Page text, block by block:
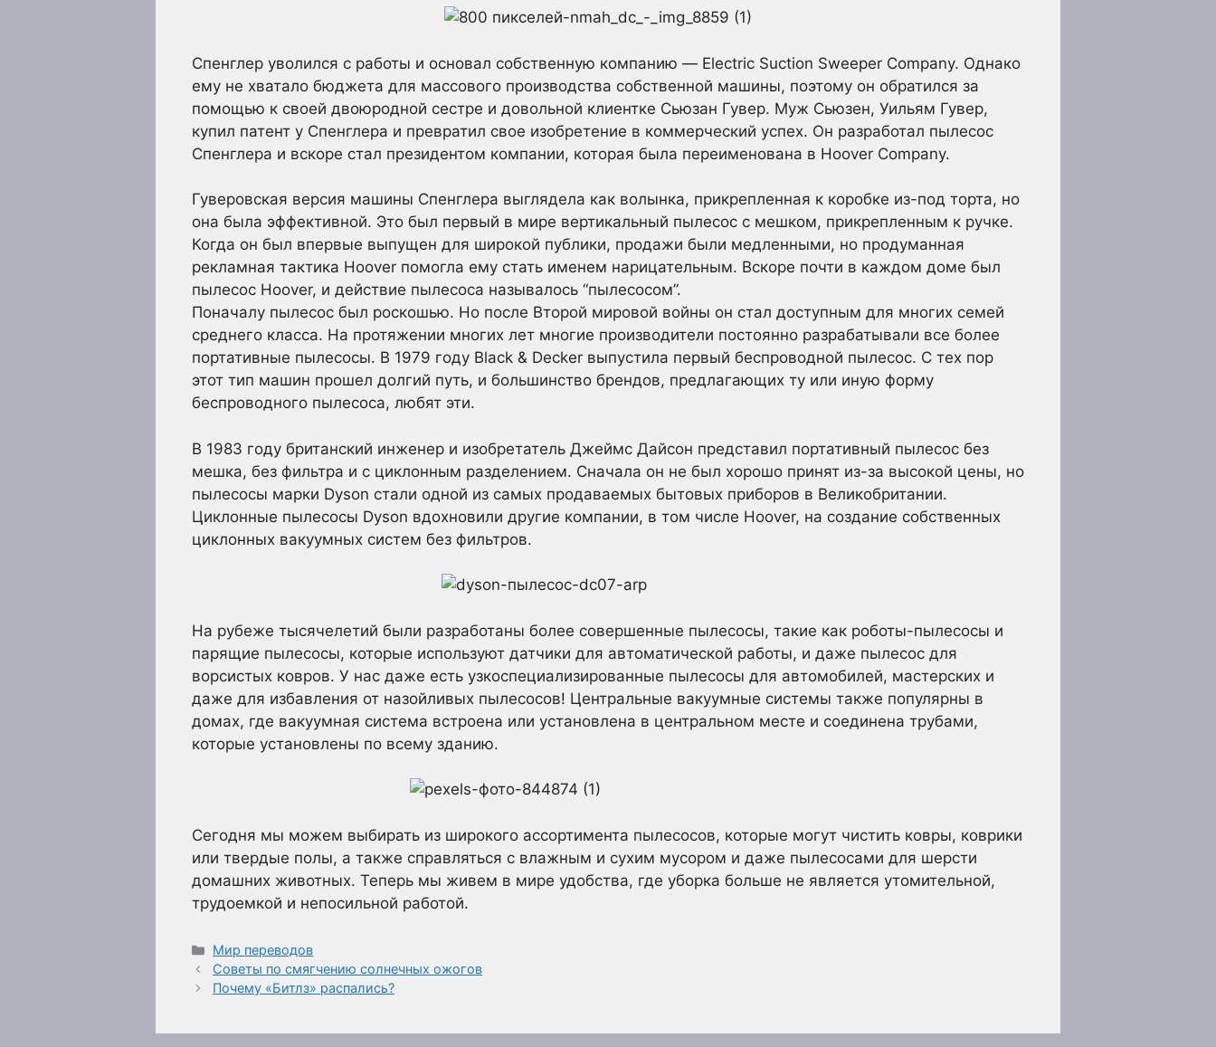
Спенглер уволился с работы и основал собственную компанию — Electric Suction Sweeper Company. Однако
ему не хватало бюджета для массового производства собственной машины, поэтому он обратился за
помощью к своей двоюродной сестре и довольной клиентке Сьюзан Гувер. Муж Сьюзен, Уильям Гувер,
купил патент у Спенглера и превратил свое изобретение в коммерческий успех. Он разработал пылесос
Спенглера и вскоре стал президентом компании, которая была переименована в Hoover Company.
Гуверовская версия машины Спенглера выглядела как волынка, прикрепленная к коробке из-под торта, но
она была эффективной. Это был первый в мире вертикальный пылесос с мешком, прикрепленным к ручке.
Когда он был впервые выпущен для широкой публики, продажи были медленными, но продуманная
рекламная тактика Hoover помогла ему стать именем нарицательным. Вскоре почти в каждом доме был
пылесос Hoover, и действие пылесоса называлось “пылесосом”.
Поначалу пылесос был роскошью. Но после Второй мировой войны он стал доступным для многих семей
среднего класса. На протяжении многих лет многие производители постоянно разрабатывали все более
портативные пылесосы. В 1979 году Black & Decker выпустила первый беспроводной пылесос. С тех пор
этот тип машин прошел долгий путь, и большинство брендов, предлагающих ту или иную форму
беспроводного пылесоса, любят эти.
В 1983 году британский инженер и изобретатель Джеймс Дайсон представил портативный пылесос без
мешка, без фильтра и с циклонным разделением. Сначала он не был хорошо принят из-за высокой цены, но
пылесосы марки Dyson стали одной из самых продаваемых бытовых приборов в Великобритании.
Циклонные пылесосы Dyson вдохновили другие компании, в том числе Hoover, на создание собственных
циклонных вакуумных систем без фильтров.
На рубеже тысячелетий были разработаны более совершенные пылесосы, такие как роботы-пылесосы и
парящие пылесосы, которые используют датчики для автоматической работы, и даже пылесос для
ворсистых ковров. У нас даже есть узкоспециализированные пылесосы для автомобилей, мастерских и
даже для избавления от назойливых пылесосов! Центральные вакуумные системы также популярны в
домах, где вакуумная система встроена или установлена в центральном месте и соединена трубами,
которые установлены по всему зданию.
Сегодня мы можем выбирать из широкого ассортимента пылесосов, которые могут чистить ковры, коврики
или твердые полы, а также справляться с влажным и сухим мусором и даже пылесосами для шерсти
домашних животных. Теперь мы живем в мире удобства, где уборка больше не является утомительной,
трудоемкой и непосильной работой.
Рубрики
Мир переводов
Советы по смягчению солнечных ожогов
Почему «Битлз» распались?